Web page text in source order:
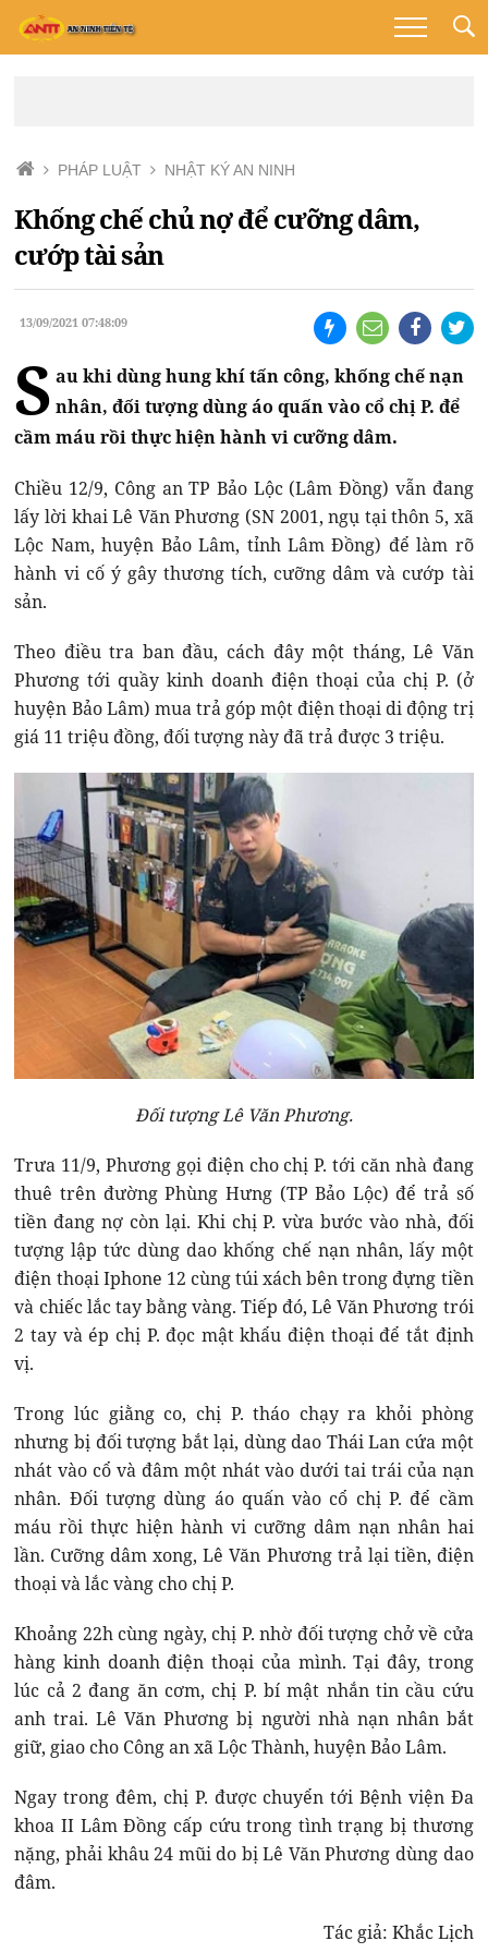
PHÁP LUẬT NHẬT KÝ AN NINH
Khống chế chủ nợ để cưỡng dâm,
cướp tài sản
13/09/2021 07:48:09
S au khi dùng hung khí tấn công, khống chế nạn
nhân, đối tượng dùng áo quấn vào cổ chị P. để
cầm máu rồi thực hiện hành vi cưỡng dâm.
Chiều 12/9, Công an TP Bảo Lộc (Lâm Đồng) vẫn đang
lấy lời khai Lê Văn Phương (SN 2001, ngụ tại thôn 5, xã
Lộc Nam, huyện Bảo Lâm, tỉnh Lâm Đồng) để làm rõ
hành vi cố ý gây thương tích, cưỡng dâm và cướp tài
sản.
Theo điều tra ban đầu, cách đây một tháng, Lê Văn
Phương tới quầy kinh doanh điện thoại của chị P. (ở
huyện Bảo Lâm) mua trả góp một điện thoại di động trị
giá 11 triệu đồng, đối tượng này đã trả được 3 triệu.
Đối tượng Lê Văn Phương.
Trưa 11/9, Phương gọi điện cho chị P. tới căn nhà đang
thuê trên đường Phùng Hưng (TP Bảo Lộc) để trả số
tiền đang nợ còn lại. Khi chị P. vừa bước vào nhà, đối
tượng lập tức dùng dao khống chế nạn nhân, lấy một
điện thoại Iphone 12 cùng túi xách bên trong đựng tiền
và chiếc lắc tay bằng vàng. Tiếp đó, Lê Văn Phương trói
2 tay và ép chị P. đọc mật khẩu điện thoại để tắt định
vị.
Trong lúc giằng co, chị P. tháo chạy ra khỏi phòng
nhưng bị đối tượng bắt lại, dùng dao Thái Lan cứa một
nhát vào cổ và đâm một nhát vào dưới tai trái của nạn
nhân. Đối tượng dùng áo quấn vào cổ chị P. để cầm
máu rồi thực hiện hành vi cưỡng dâm nạn nhân hai
lần. Cưỡng dâm xong, Lê Văn Phương trả lại tiền, điện
thoại và lắc vàng cho chị P.
Khoảng 22h cùng ngày, chị P. nhờ đối tượng chở về cửa
hàng kinh doanh điện thoại của mình. Tại đây, trong
lúc cả 2 đang ăn cơm, chị P. bí mật nhắn tin cầu cứu
anh trai. Lê Văn Phương bị người nhà nạn nhân bắt
giữ, giao cho Công an xã Lộc Thành, huyện Bảo Lâm.
Ngay trong đêm, chị P. được chuyển tới Bệnh viện Đa
khoa II Lâm Đồng cấp cứu trong tình trạng bị thương
nặng, phải khâu 24 mũi do bị Lê Văn Phương dùng dao
đâm.
Tác giả: Khắc Lịch